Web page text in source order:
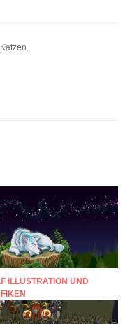
ILLUSTRATION UND